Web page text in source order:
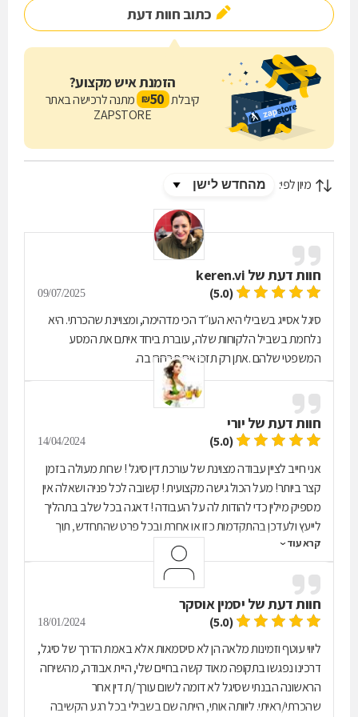
ביותר האפשרית.
אם אתם זקוקים לעורכת דין מומחית בדיני משפחה וירושה באשדוד, אני
כאן לעזור לכם.
כתוב חוות דעת
הזמנת איש מקצוע?
קיבלת 50
₪ מתנה לרכישה באתר
ZAPSTORE
מיון לפי:
חוות דעת של keren.vi
(5.0)
09/07/2025
סיגל אסייג בשבילי היא העו״ד הכי מדהימה, ומצויינת שהכרתי. היא
נלחמת בשביל הלקוחות שלה, עוברת ביחד איתם את המסע
המשפטי שלהם .אתן רק תזכו אם תבחרו בה.
חוות דעת של יורי
(5.0)
14/04/2024
אני חייב לציין עבודה מצוינת של עורכת דין סיגל ! שרות מעולה בזמן
קצר ביותר! מעל הכול גישה מקצועית ! קשובה לכל פניה ושאלה אין
מספיק מילין כדי להודות לה על העבודה ! דאגה בכל שלב בתהליך
לייעץ ולעדכן בהתקדמות כזו או אחרת ובכל פרט שהתחדש, תוך
הפגנת אורך רוח סבלנות, מקצועיות ואדיבות ! ממליץ בחום ! תודה
רבה לך !
קרא עוד
חוות דעת של יסמין אוסקר
(5.0)
18/01/2024
ליווי עוטף וזמינות מלאה הן לא סיסמאות אלא באמת הדרך של סיגל,
דרכינו נפגשו בתקופה מאוד קשה בחיים שלי, היית אבודה, מהשיחה
הראשונה הבנתי שסיגל לא דומה לשום עורך/ת דין אחר
שהכרתי/ראיתי. ליוותה אותי, הייתה שם בשבילי בכל רגע הקשיבה